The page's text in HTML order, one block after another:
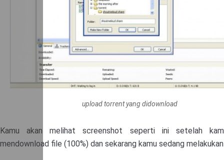
upload torrent yang didownload
Kamu akan melihat screenshot seperti ini setelah
mendownload file (100%) dan sekarang kamu sedang